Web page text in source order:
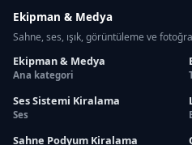
Ekipman & Medya
Sahne, ses, ışık, görüntüleme ve
Ekipman & Medya
Ana kategori
Ses Sistemi Kiralama
Ses
Sahne Podyum Kiralama